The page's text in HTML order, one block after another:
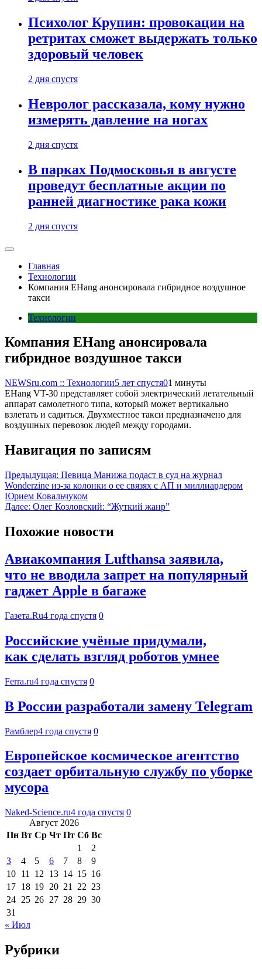
Психолог Крупин: провокации на
ретритах сможет выдержать только
здоровый человек
2 дня спустя
Невролог рассказала, кому нужно
измерять давление на ногах
2 дня спустя
В парках Подмосковья в августе
проведут бесплатные акции по
ранней диагностике рака кожи
2 дня спустя
Главная
Технологии
Компания EHang анонсировала гибридное воздушное
такси
Технологии
Компания EHang анонсировала
гибридное воздушное такси
NEWSru.com :: Технологии5 лет спустя01 минуты
EHang VT-30 представляет собой электрический летательный
аппарат самолетного типа, который может вертикально
взлетать и садиться. Двухместное такси предназначено для
воздушных перевозок людей между городами.
Навигация по записям
Предыдущая: Певица Манижа подаст в суд на журнал
Wonderzine из-за колонки о ее связях с АП и миллиардером
Юрием Ковальчуком
Далее: Олег Козловский: “Жуткий жанр”
Похожие новости
Авиакомпания Lufthansa заявила,
что не вводила запрет на популярный
гаджет Apple в багаже
Газета.Ru4 года спустя 0
Российские учёные придумали,
как сделать взгляд роботов умнее
Ferra.ru4 года спустя 0
В России разработали замену Telegram
Рамблер4 года спустя 0
Европейское космическое агентство
создает орбитальную службу по уборке
мусора
Naked-Science.ru4 года спустя 0
Август 2026
Пн Вт Ср Чт Пт Сб Вс
1
2
3
4 5 6 7 8
9
10 11 12 13 14 15 16
17 18 19 20 21 22 23
24 25 26 27 28 29 30
31
« Июл
Рубрики